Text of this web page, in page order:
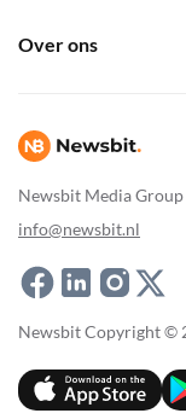
Newsbit Media Group
info@newsbit.nl
Over ons
Newsbit Copyright ©